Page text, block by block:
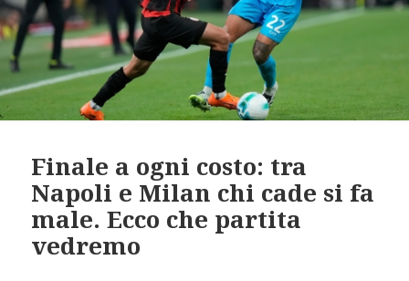
Finale a ogni costo: tra
Napoli e Milan chi cade si fa
male. Ecco che partita
vedremo